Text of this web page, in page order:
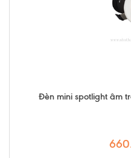
Đèn mini spotlight âm